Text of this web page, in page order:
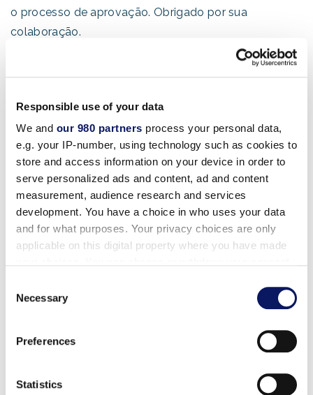
Responsible use of your data
We and our 980 partners process your personal data,
e.g. your IP-number, using technology such as cookies to
store and access information on your device in order to
serve personalized ads and content, ad and content
measurement, audience research and services
development. You have a choice in who uses your data
and for what purposes. Your privacy choices are only
applicable on this digital property where you have made
the Privacy trigger icon.
Find out more about how your personal data is processed
and set your preferences in the
We use cookies to personalise content and ads, to
Selection
Necessary
Preferences
Statistics
o processo de aprovação. Obrigado por sua
colaboração.
O uso deste material para fins
Fotografias de fachadas
Fotografias aéreas
Fotografias de arquitetura
Fotografias do saguão